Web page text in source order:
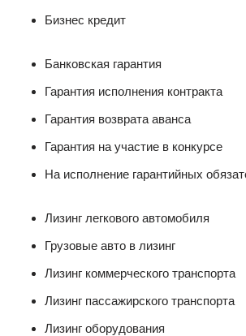
Бизнес кредит
Банковская гарантия
Гарантия исполнения контракта
Гарантия возврата аванса
Гарантия на участие в конкурсе
На исполнение гарантийных
Лизинг легкового автомобиля
Грузовые авто в лизинг
Лизинг коммерческого транспорта
Лизинг пассажирского транспорта
Лизинг оборудования